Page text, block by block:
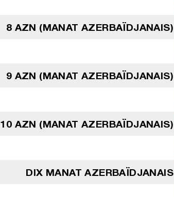
8 AZN (MANAT AZERBAÏDJANAIS)
9 AZN (MANAT AZERBAÏDJANAIS)
10 AZN (MANAT AZERBAÏDJANAIS)
DIX MANAT AZERBAÏDJANAIS